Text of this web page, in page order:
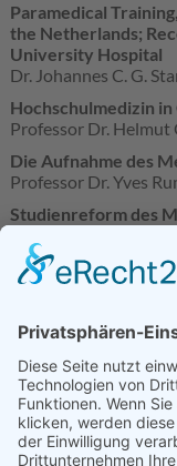
Paramedical
the Netherlands;
University Hospital
Dr. Johannes C. G.
Hochschulmedizin
Professor Dr. Helmut
Die Aufnahme des
Professor Dr. Yves
Studienreform des
Professor Dr. Paul
Hochschulmedizin
Hochschulmedizin
Professor Dr. Erich
Hochschulmedizin
Alfred Sigl
Aufbau,